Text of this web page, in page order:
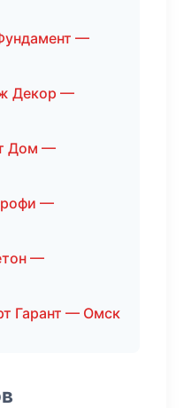
—
Декор —
Дом —
—
—
Гарант — Омск